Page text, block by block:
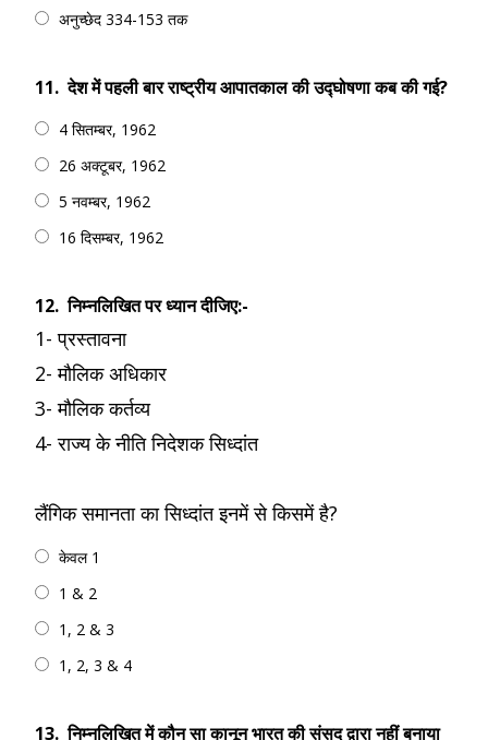
अनुच्छेद 334-153 तक
11. देश में पहली बार राष्ट्रीय आपातकाल की उद्घोषणा कब की गई?
4 सितम्बर, 1962
26 अक्टूबर, 1962
5 नवम्बर, 1962
16 दिसम्बर, 1962
12. निम्नलिखित पर ध्यान दीजिए:-
1- प्रस्तावना
2- मौलिक अधिकार
3- मौलिक कर्तव्य
4- राज्य के नीति निदेशक सिध्दांत
लैंगिक समानता का सिध्दांत इनमें से किसमें है?
केवल 1
1 & 2
1, 2 & 3
1, 2, 3 & 4
13. निम्नलिखित में कौन सा कानून भारत की संसद द्वारा नहीं बनाया